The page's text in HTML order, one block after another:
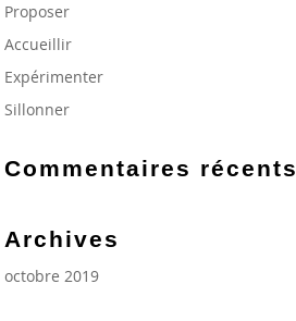
Proposer
Accueillir
Expérimenter
Sillonner
Commentaires récents
Archives
octobre 2019